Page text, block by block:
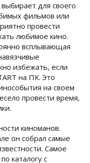
для своего
фильмов или
провести
любимое кино.
всплывающая
избежать, если
на ПК. Это
на своем
провести время,
киноманов.
он собрал самые
Самое
каталогу с